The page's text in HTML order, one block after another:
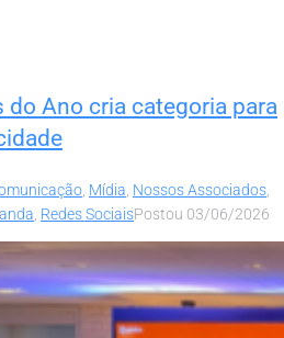
Ano cria categoria para
, Mídia, Nossos Associados,
, Redes SociaisPostou 03/06/2026